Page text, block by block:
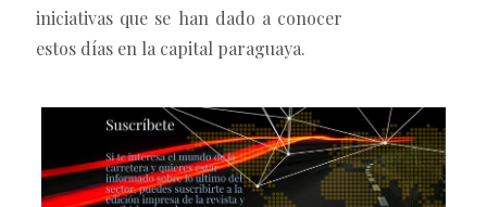
iniciativas que se han dado a conocer
estos días en la capital paraguaya.